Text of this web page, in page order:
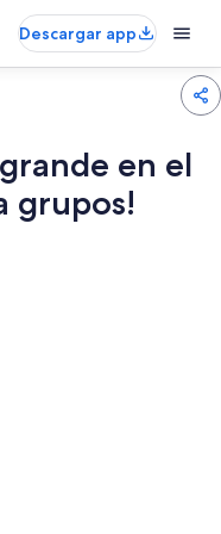
Descargar app
en el
grupos!